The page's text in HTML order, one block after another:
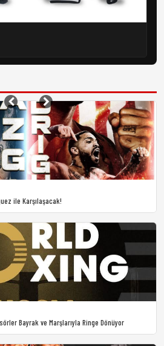
ile Karşılaşacak!
Bayrak ve Marşlarıyla Ringe Dönüyor